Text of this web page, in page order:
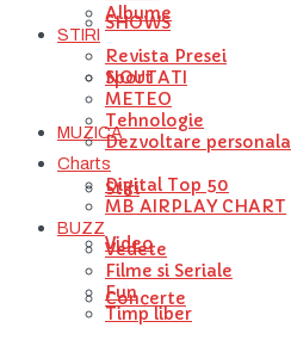
SHOWS
NOUTATI
MUZICA
Stiri
Video
Concerte
Albume
STIRI
Revista Presei
Sport
METEO
Tehnologie
Dezvoltare personala
Charts
Digital Top 50
MB AIRPLAY CHART
BUZZ
Vedete
Filme si Seriale
Fun
Timp liber